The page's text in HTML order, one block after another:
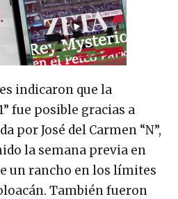
indicaron que la
fue posible gracias a
por José del Carmen “N”,
la semana previa en
un rancho en los límites
También fueron